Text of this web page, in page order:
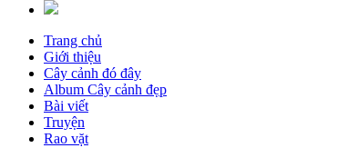
Trang chủ
Giới thiệu
Cây cảnh đó đây
Album Cây cảnh đẹp
Bài viết
Truyện
Rao vặt